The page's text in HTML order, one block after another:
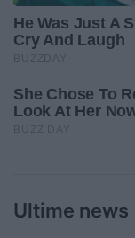
Ultime news